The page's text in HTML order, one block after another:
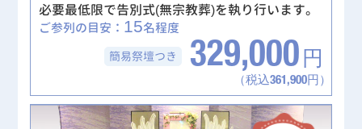
必要最低限で告別式(無宗教葬)を執り行います。
ご参列の目安： 15名程度
簡易祭壇つき 329,000 円
（税込361,900円）